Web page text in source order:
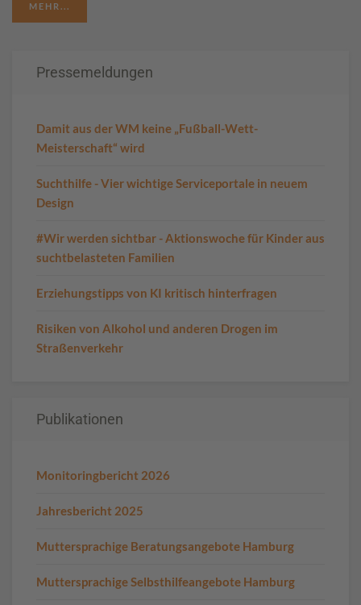
MEHR...
Pressemeldungen
Damit aus der WM keine „Fußball-Wett-
Meisterschaft“ wird
Suchthilfe - Vier wichtige Serviceportale in neuem
Design
#Wir werden sichtbar - Aktionswoche für Kinder aus
suchtbelasteten Familien
Erziehungstipps von KI kritisch hinterfragen
Risiken von Alkohol und anderen Drogen im
Straßenverkehr
Publikationen
Monitoringbericht 2026
Jahresbericht 2025
Muttersprachige Beratungsangebote Hamburg
Muttersprachige Selbsthilfeangebote Hamburg